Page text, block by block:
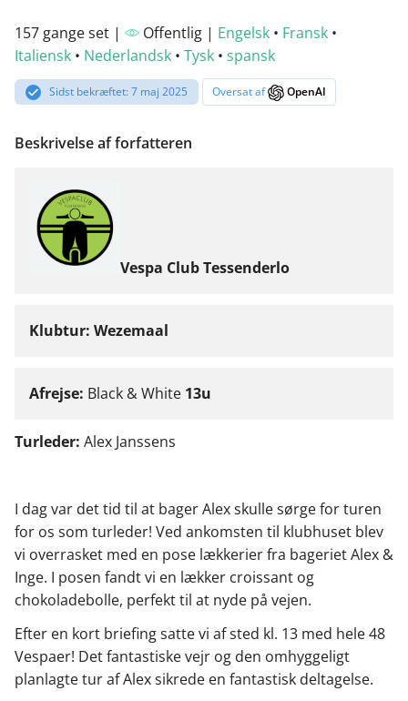
157 gange set | Offentlig | Engelsk • Fransk •
Italiensk • Nederlandsk • Tysk • spansk
Sidst bekræftet: 7 maj 2025 Oversat af OpenAI
Beskrivelse af forfatteren
Vespa Club Tessenderlo
Klubtur: Wezemaal
Afrejse: Black & White 13u
Turleder: Alex Janssens
I dag var det tid til at bager Alex skulle sørge for turen
for os som turleder! Ved ankomsten til klubhuset blev
vi overrasket med en pose lækkerier fra bageriet Alex &
Inge. I posen fandt vi en lækker croissant og
chokoladebolle, perfekt til at nyde på vejen.
Efter en kort briefing satte vi af sted kl. 13 med hele 48
Vespaer! Det fantastiske vejr og den omhyggeligt
planlagte tur af Alex sikrede en fantastisk deltagelse.